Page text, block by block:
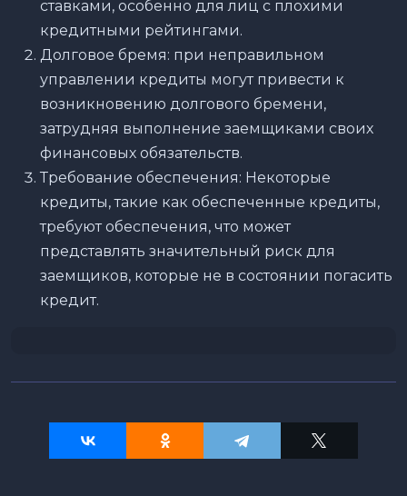
ставками, особенно для лиц с плохими
кредитными рейтингами.
Долговое бремя: при неправильном
управлении кредиты могут привести к
возникновению долгового бремени,
затрудняя выполнение заемщиками своих
финансовых обязательств.
Требование обеспечения: Некоторые
кредиты, такие как обеспеченные кредиты,
требуют обеспечения, что может
представлять значительный риск для
заемщиков, которые не в состоянии погасить
кредит.